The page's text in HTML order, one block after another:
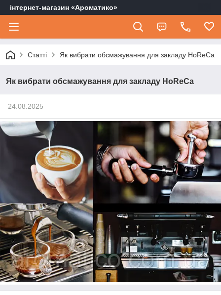
інтернет-магазин «Ароматико»
Статті Як вибрати обсмажування для закладу HoReCa
Як вибрати обсмажування для закладу HoReCa
24.08.2025